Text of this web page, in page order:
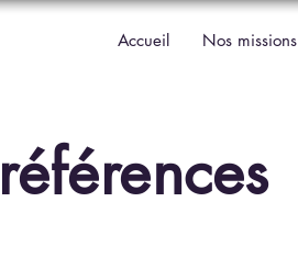
Accueil Nos missions
références